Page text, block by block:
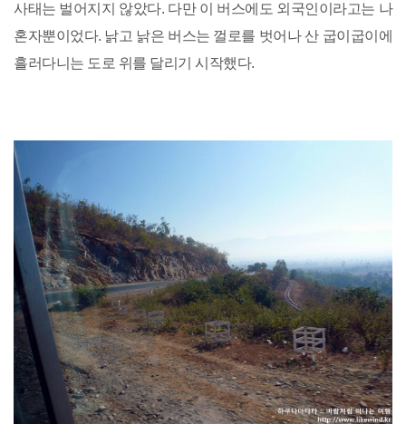
사태는 벌어지지 않았다. 다만 이 버스에도 외국인이라고는 나
혼자뿐이었다. 낡고 낡은 버스는 껄로를 벗어나 산 굽이굽이에
흘러다니는 도로 위를 달리기 시작했다.